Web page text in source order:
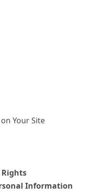
Your Site
Information